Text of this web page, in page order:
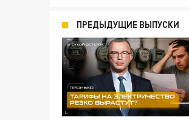
ПРЕДЫДУЩИЕ ВЫПУСКИ